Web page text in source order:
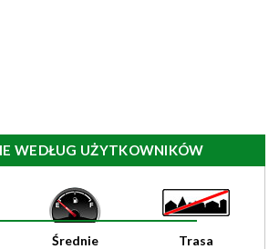
WEDŁUG UŻYTKOWNIKÓW
Średnie Trasa